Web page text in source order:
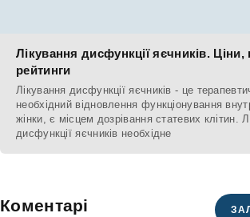
Лікування дисфункції яєчників. Ціни,
рейтинги
Лікування дисфункції яєчників - це
необхідний відновлення функціонування
жінки, є місцем дозрівання статевих клітин.
дисфункції яєчників необхідне
Коментарі